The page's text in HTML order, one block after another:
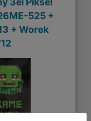
525 +
+ Worek